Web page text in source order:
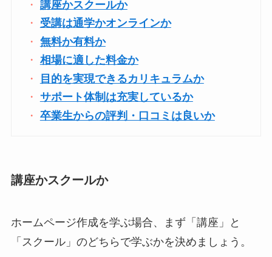
講座かスクールか
受講は通学かオンラインか
無料か有料か
相場に適した料金か
目的を実現できるカリキュラムか
サポート体制は充実しているか
卒業生からの評判・口コミは良いか
講座かスクールか
ホームページ作成を学ぶ場合、まず「講座」と
「スクール」のどちらで学ぶかを決めましょう。